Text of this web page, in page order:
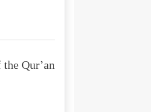
Qur’an: